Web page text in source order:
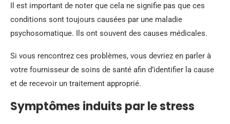
Il est important de noter que cela ne signifie pas que ces
conditions sont toujours causées par une maladie
psychosomatique. Ils ont souvent des causes médicales.
Si vous rencontrez ces problèmes, vous devriez en parler à
votre fournisseur de soins de santé afin d’identifier la cause
et de recevoir un traitement approprié.
Symptômes induits par le stress